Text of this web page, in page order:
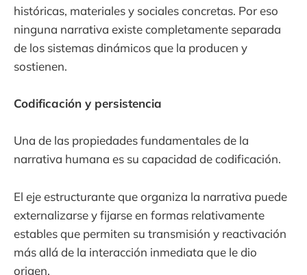
históricas, materiales y sociales concretas. Por eso
ninguna narrativa existe completamente separada
de los sistemas dinámicos que la producen y
sostienen.
Codificación y persistencia
Una de las propiedades fundamentales de la
narrativa humana es su capacidad de codificación.
El eje estructurante que organiza la narrativa puede
externalizarse y fijarse en formas relativamente
estables que permiten su transmisión y reactivación
más allá de la interacción inmediata que le dio
origen.